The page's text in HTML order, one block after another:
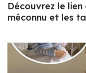
Découvrez le
méconnu et les